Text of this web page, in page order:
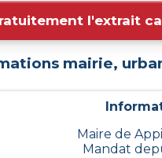
l'extrait
mairie,
Maire de
Mandat